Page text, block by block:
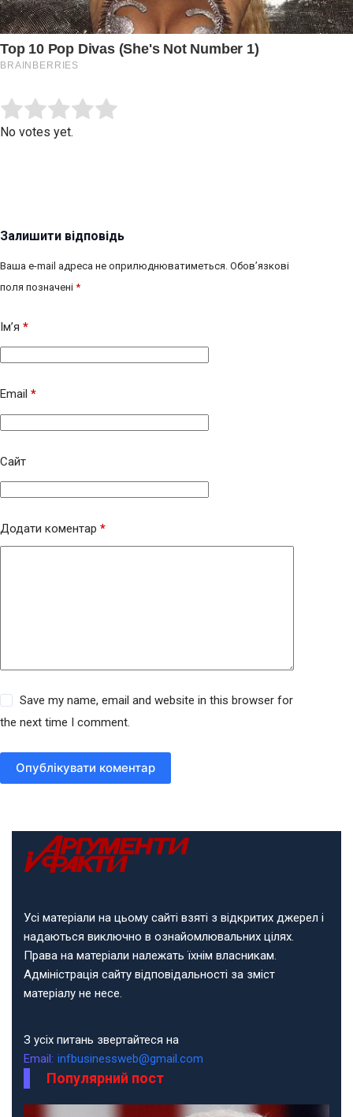
Rate this item:
No votes yet.
Залишити відповідь
Ваша e-mail адреса не оприлюднюватиметься. Обов’язкові
поля позначені *
Ім’я *
Email *
Сайт
Додати коментар *
Save my name, email and website in this browser for
the next time I comment.
Опублікувати коментар
Усі матеріали на цьому сайті взяті з відкритих джерел і
надаються виключно в ознайомлювальних цілях.
Права на матеріали належать їхнім власникам.
Адміністрація сайту відповідальності за зміст
матеріалу не несе.
З усіх питань звертайтеся на
Email: infbusinessweb@gmail.com
Популярний пост